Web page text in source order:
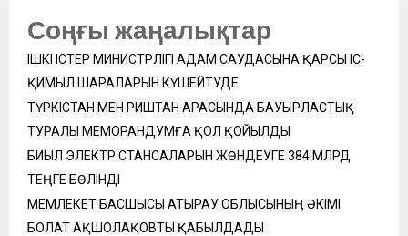
Соңғы жаңалықтар
ІШКІ ІСТЕР МИНИСТРЛІГІ АДАМ САУДАСЫНА ҚАРСЫ ІС-
ҚИМЫЛ ШАРАЛАРЫН КҮШЕЙТУДЕ
ТҮРКІСТАН МЕН РИШТАН АРАСЫНДА БАУЫРЛАСТЫҚ
ТУРАЛЫ МЕМОРАНДУМҒА ҚОЛ ҚОЙЫЛДЫ
БИЫЛ ЭЛЕКТР СТАНСАЛАРЫН ЖӨНДЕУГЕ 384 МЛРД
ТЕҢГЕ БӨЛІНДІ
МЕМЛЕКЕТ БАСШЫСЫ АТЫРАУ ОБЛЫСЫНЫҢ ӘКІМІ
БОЛАТ АҚШОЛАҚОВТЫ ҚАБЫЛДАДЫ